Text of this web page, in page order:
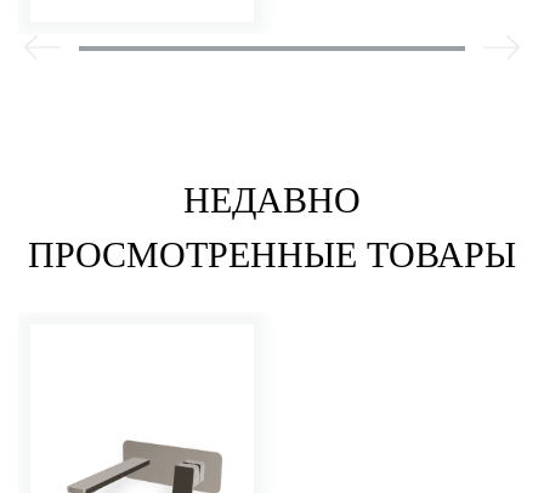
НЕДАВНО
ПРОСМОТРЕННЫЕ ТОВАРЫ